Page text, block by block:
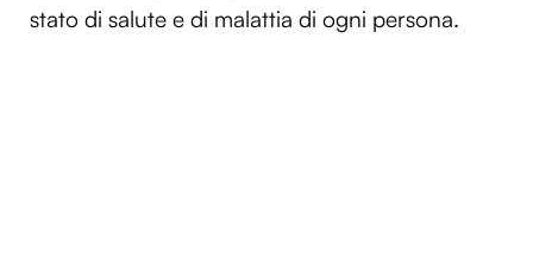
stato di salute e di malattia di ogni persona.